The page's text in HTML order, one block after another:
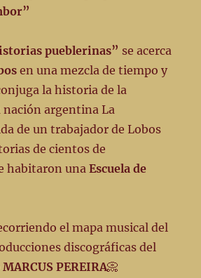
pueblerinas” se acerca
en una mezcla de tiempo y
la historia de la
nación argentina La
de un trabajador de Lobos
de cientos de
habitaron unaEscuela de
el mapa musical del
discográficas del
MARCUS PEREIRA📀